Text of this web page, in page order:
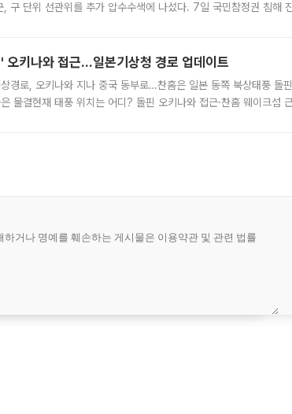
, 구 단위 선관위를 추가 압수수색에 나섰다. 7일 국민참정권 침해
오키나와 접근…일본기상청 경로 업데이트
경로, 오키나와 지나 중국 동부로…찬홈은 일본 동쪽 북상태풍 돌
물결현재 태풍 위치는 어디? 돌핀 오키나와 접근·찬홈 웨이크섬